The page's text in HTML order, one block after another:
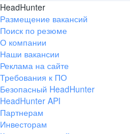
HeadHunter
Размещение вакансий
Поиск по резюме
О компании
Наши вакансии
Реклама на сайте
Требования к ПО
Безопасный HeadHunter
HeadHunter API
Партнерам
Инвесторам